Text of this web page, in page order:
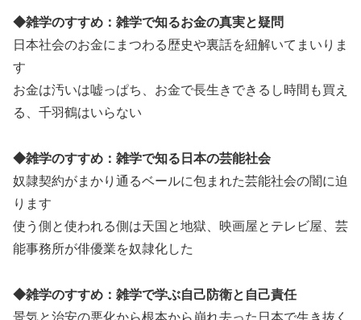
◆雑学のすすめ：雑学で知るお金の真実と疑問
日本社会のお金にまつわる歴史や裏話を紐解いてまいりま
す
お金は汚いは嘘っぱち、お金で長生きできるし時間も買え
る、千羽鶴はいらない
◆雑学のすすめ：雑学で知る日本の芸能社会
奴隷契約がまかり通るベールに包まれた芸能社会の闇に迫
ります
使う側と使われる側は天国と地獄、映画屋とテレビ屋、芸
能事務所が俳優業を奴隷化した
◆雑学のすすめ：雑学で学ぶ自己防衛と自己責任
景気と治安の悪化から根本から崩れ去った日本で生き抜く